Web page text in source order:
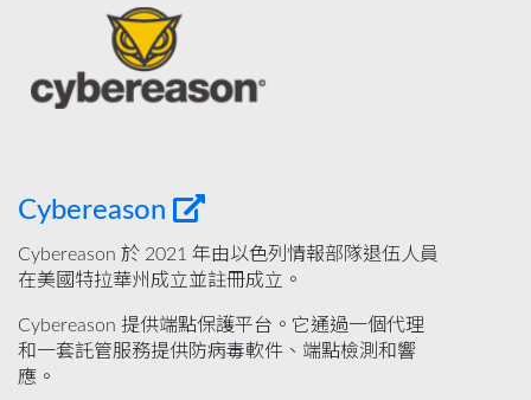
Cybereason
Cybereason 於 2021 年由以色列情報部隊退伍人員
在美國特拉華州成立並註冊成立。
Cybereason 提供端點保護平台。它通過一個代理
和一套託管服務提供防病毒軟件、端點檢測和響
應。